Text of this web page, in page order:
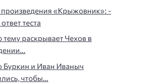
«Крыжовник»: -
теста
тему раскрывает Чехов в
Буркин и Иван Иваныч
чтобы…